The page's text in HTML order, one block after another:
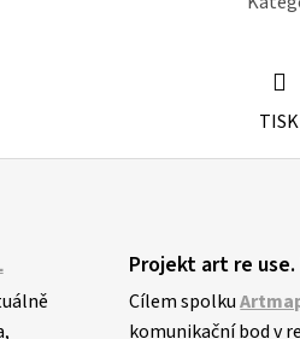
TISK
Projekt art re
Cílem spolku
komunikační bod v